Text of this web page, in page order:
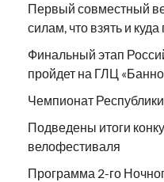
Первый совместный
силам, что взять и
Финальный этап
пройдет на ГЛЦ
Чемпионат
Подведены итоги
велофестиваля
Программа 2-го